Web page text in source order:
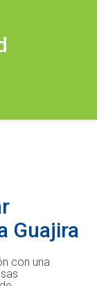
Guajira
con una